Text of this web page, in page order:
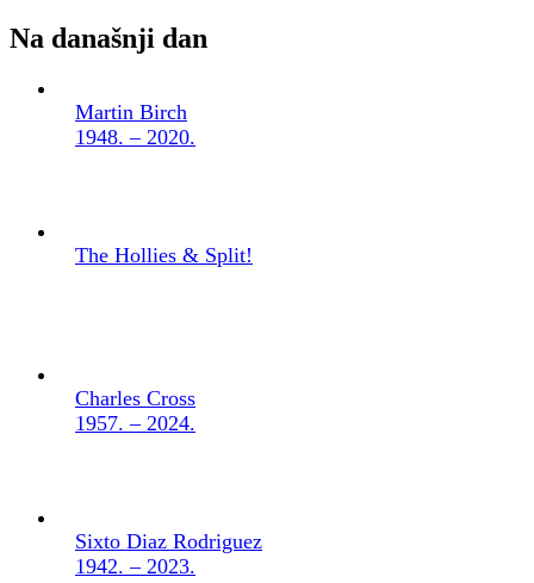
Na današnji dan
Martin Birch
1948. – 2020.
The Hollies & Split!
Charles Cross
1957. – 2024.
Sixto Diaz Rodriguez
1942. – 2023.